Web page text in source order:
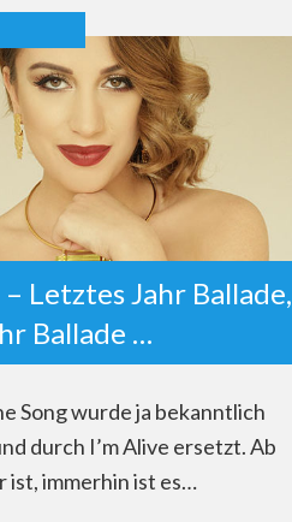
Letztes Jahr Ballade,
Ballade …
Song wurde ja bekanntlich
durch I’m Alive ersetzt. Ab
ist, immerhin ist es…